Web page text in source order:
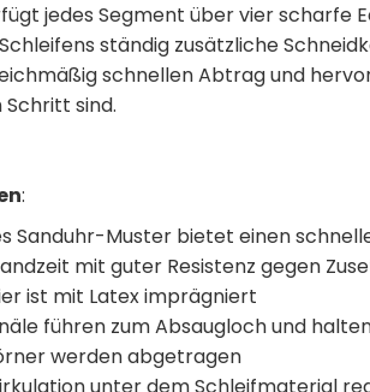
jedes Segment über vier scharfe
ständig zusätzliche
schnellen Abtrag und
sind.
:
Sanduhr-Muster bietet einen
mit guter Resistenz gegen
ist mit Latex imprägniert
führen zum Absaugloch und
werden abgetragen